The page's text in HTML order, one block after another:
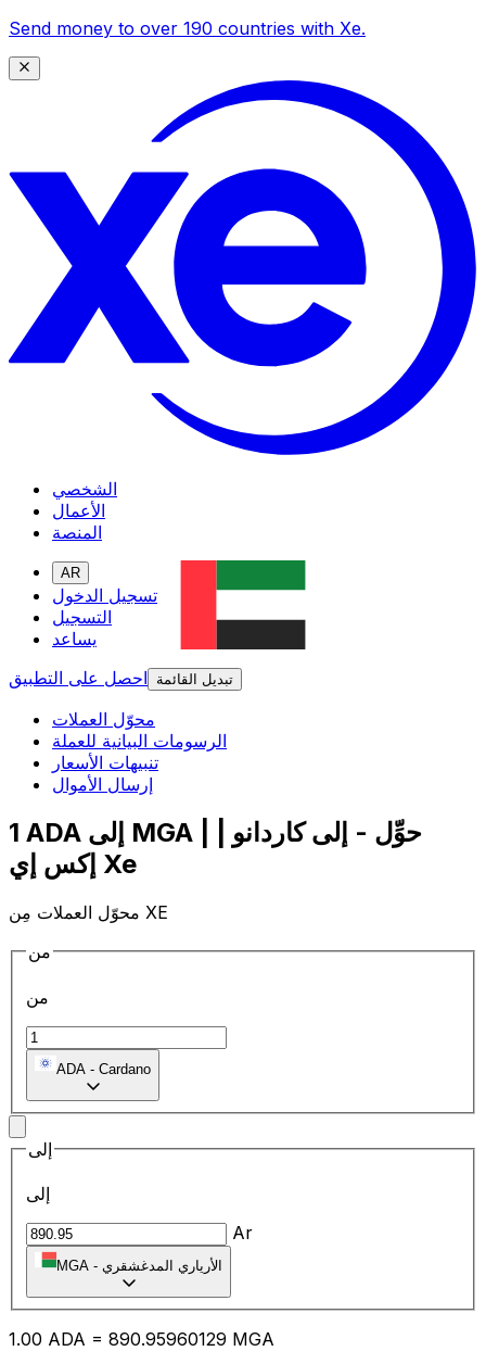
Send money to over 190 countries with Xe.
الشخصي
الأعمال
المنصة
AR
تسجيل الدخول
التسجيل
يساعد
احصل على التطبيق
تبديل القائمة
محوّل العملات
الرسومات البيانية للعملة
تنبيهات الأسعار
إرسال الأموال
1 ADA إلى MGA | حوِّل - إلى كاردانو |
إكس إي Xe
محوّل العملات مِن XE
من
من
ADA - Cardano
إلى
إلى
Ar
MGA - الأرياري المدغشقري
1.00 ADA = 890.95960129 MGA